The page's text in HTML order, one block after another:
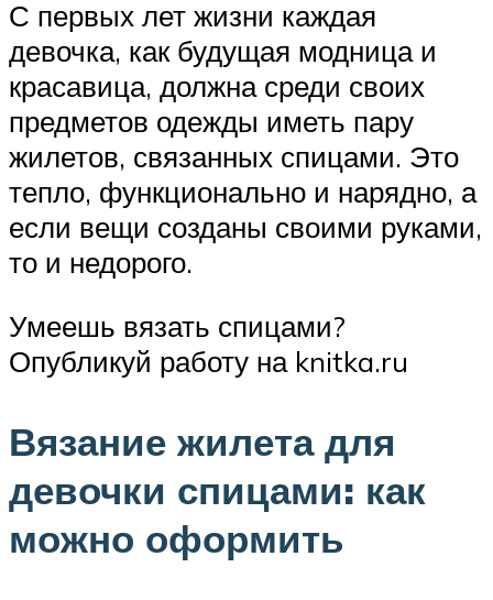
С первых лет жизни каждая
девочка, как будущая модница и
красавица, должна среди своих
предметов одежды иметь пару
жилетов, связанных спицами. Это
тепло, функционально и нарядно, а
если вещи созданы своими руками,
то и недорого.
Умеешь вязать спицами?
Опубликуй работу на knitka.ru
Вязание жилета для
девочки спицами: как
можно оформить